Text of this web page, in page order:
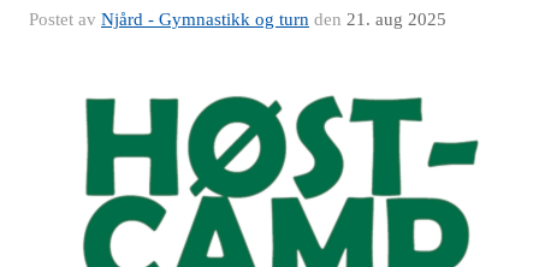
Postet av Njård - Gymnastikk og turn den 21. aug 2025